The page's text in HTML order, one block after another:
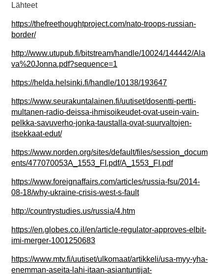
Lähteet
https://thefreethoughtproject.com/nato-troops-russian-
border/
http://www.utupub.fi/bitstream/handle/10024/144442/Ala
va%20Jonna.pdf?sequence=1
https://helda.helsinki.fi/handle/10138/193647
https://www.seurakuntalainen.fi/uutiset/dosentti-pertti-
multanen-radio-deissa-ihmisoikeudet-ovat-usein-vain-
pelkka-savuverho-jonka-taustalla-ovat-suurvaltojen-
itsekkaat-edut/
https://www.norden.org/sites/default/files/session_docum
ents/477070053A_1553_FI.pdf/A_1553_FI.pdf
https://www.foreignaffairs.com/articles/russia-fsu/2014-
08-18/why-ukraine-crisis-west-s-fault
http://countrystudies.us/russia/4.htm
https://en.globes.co.il/en/article-regulator-approves-elbit-
imi-merger-1001250683
https://www.mtv.fi/uutiset/ulkomaat/artikkeli/usa-myy-yha-
enemman-aseita-lahi-itaan-asiantuntijat-